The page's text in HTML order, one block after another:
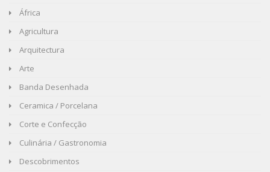
África
Agricultura
Arquitectura
Arte
Banda Desenhada
Ceramica / Porcelana
Corte e Confecção
Culinária / Gastronomia
Descobrimentos